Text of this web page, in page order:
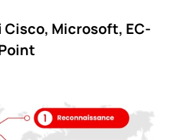
Cisco, Microsoft, EC-